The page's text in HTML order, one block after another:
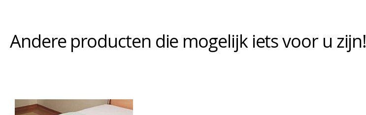
Andere producten die mogelijk iets voor u zijn!